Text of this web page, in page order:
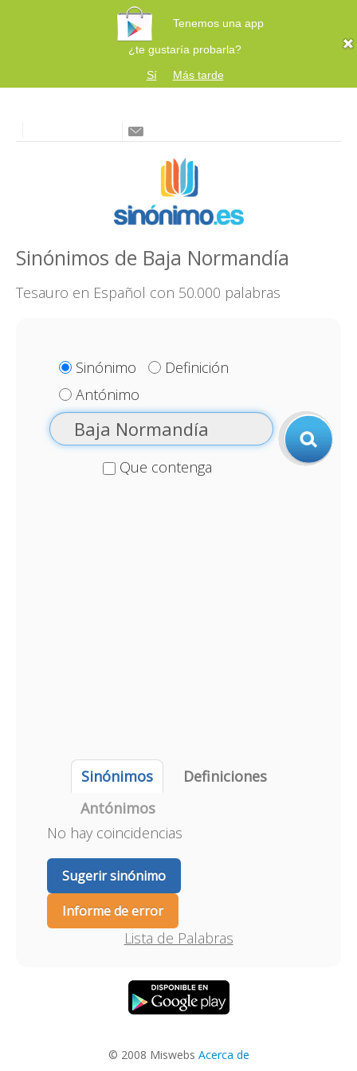
Tenemos una app
¿te gustaría probarla?
Sí
Más tarde
Sinónimos de Baja Normandía
Tesauro en Español con 50.000 palabras
Sinónimo
Definición
Antónimo
Que contenga
Sinónimos
Definiciones
Antónimos
No hay coincidencias
Sugerir sinónimo
Informe de error
Lista de Palabras
© 2008 Miswebs Acerca de